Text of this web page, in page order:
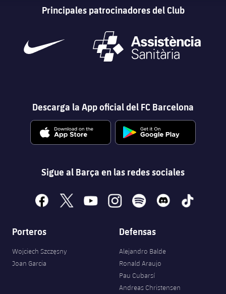
Principales patrocinadores del Club
Descarga la App oficial del FC Barcelona
Sigue al Barça en las redes sociales
facebook
x youtubeinstagramspotify discord tiktok
Porteros
Wojciech Szczęsny
Joan Garcia
Defensas
Alejandro Balde
Ronald Araujo
Pau Cubarsí
Andreas Christensen